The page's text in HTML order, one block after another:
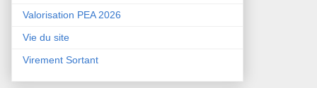
Valorisation PEA 2026
Vie du site
Virement Sortant